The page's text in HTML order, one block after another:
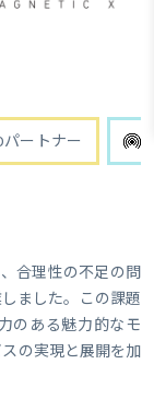
パートナー
合理性の不足の問
ました。この課題
のある魅力的なモ
の実現と展開を加